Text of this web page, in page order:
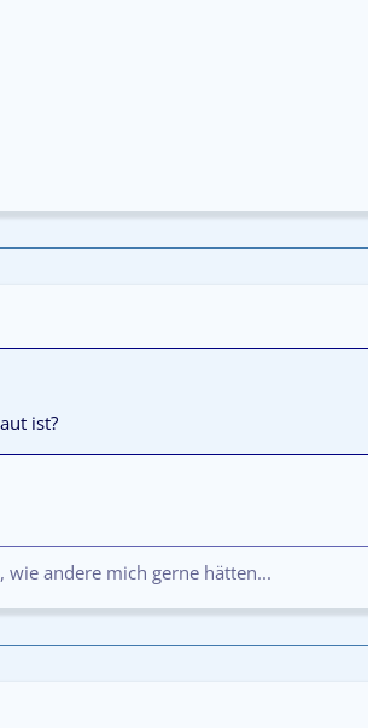
ist?
andere mich gerne hätten...